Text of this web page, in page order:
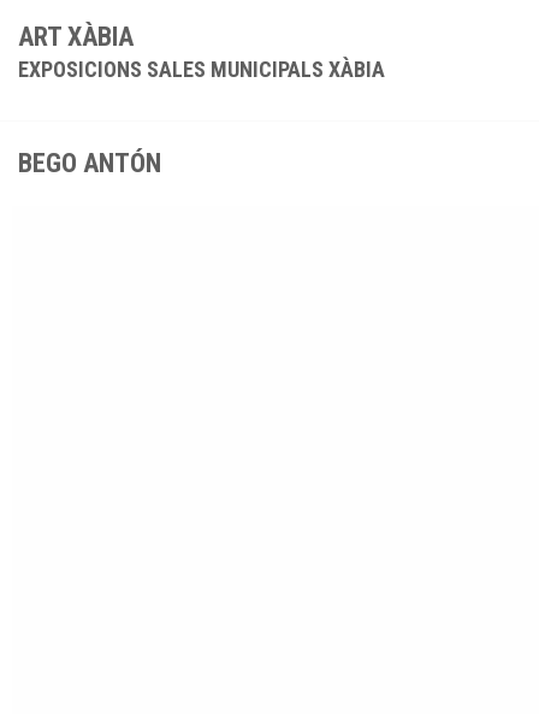
ART XÀBIA
EXPOSICIONS SALES MUNICIPALS XÀBIA
BEGO ANTÓN